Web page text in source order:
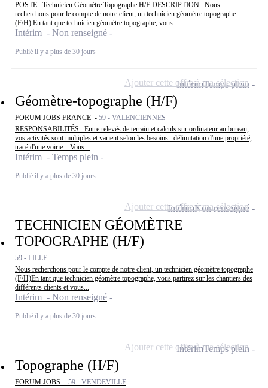
POSTE : Technicien Géomètre Topographe H/F DESCRIPTION : Nous
recherchons pour le compte de notre client, un technicien géomètre topographe
(F/H) En tant que technicien géomètre topographe, vous...
Intérim - Non renseigné
Publié il y a plus de 30 jours
Géomètre-topographe (H/F)
FORUM JOBS FRANCE - 59 - VALENCIENNES
RESPONSABILITÉS : Entre relevés de terrain et calculs sur ordinateur au bureau,
vos activités sont multiples et varient selon les besoins : délimitation d'une propriété,
tracé d'une voirie... Vous...
Intérim - Temps plein
Publié il y a plus de 30 jours
IntérimTemps plein
Ajouter cette offre à ma sélection
TECHNICIEN GÉOMÈTRE
TOPOGRAPHE (H/F)
59 - LILLE
Nous recherchons pour le compte de notre client, un technicien géomètre topographe
(F/H)En tant que technicien géomètre topographe, vous partirez sur les chantiers des
différents clients et vous...
Intérim - Non renseigné
Publié il y a plus de 30 jours
IntérimNon renseigné
Ajouter cette offre à ma sélection
Topographe (H/F)
FORUM JOBS - 59 - VENDEVILLE
IntérimTemps plein
Ajouter cette offre à ma sélection